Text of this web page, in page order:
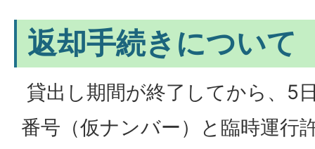
返却手続きについて
貸出し期間が終了してから、5
番号（仮ナンバー）と臨時運行